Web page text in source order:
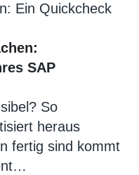
Ein Quickcheck
SAP
So
heraus
fertig sind kommt